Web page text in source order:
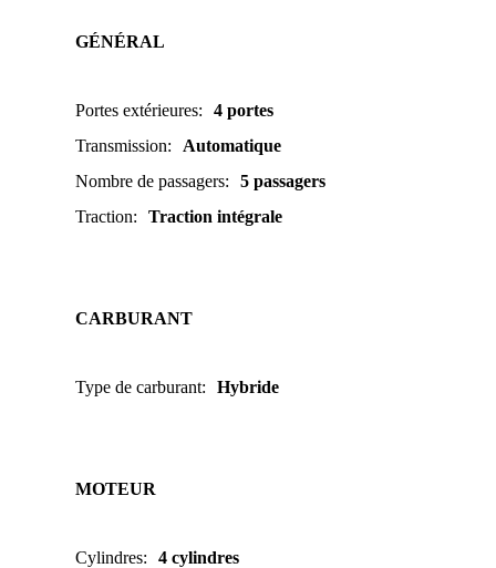
GÉNÉRAL
Portes extérieures:
4 portes
Transmission:
Automatique
Nombre de passagers:
5 passagers
Traction: Traction intégrale
CARBURANT
Type de carburant: Hybride
MOTEUR
Cylindres:
4 cylindres